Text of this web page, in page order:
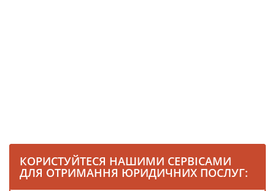
КОРИСТУЙТЕСЯ НАШИМИ СЕРВІСАМИ
ДЛЯ ОТРИМАННЯ ЮРИДИЧНИХ ПОСЛУГ: